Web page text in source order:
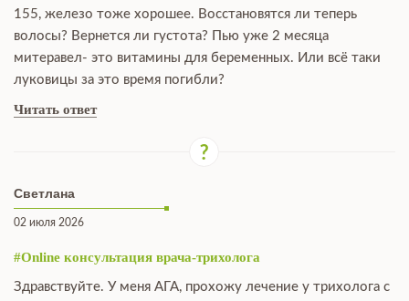
155, железо тоже хорошее. Восстановятся ли теперь
волосы? Вернется ли густота? Пью уже 2 месяца
митеравел- это витамины для беременных. Или всё таки
луковицы за это время погибли?
Читать ответ
Светлана
02 июля 2026
#Online консультация врача-трихолога
Здравствуйте. У меня АГА, прохожу лечение у трихолога с